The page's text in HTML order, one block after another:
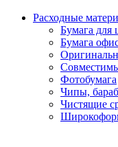
Расходные
Бумага для
Бумага
Фотобумага
Чипы,
Чистящие